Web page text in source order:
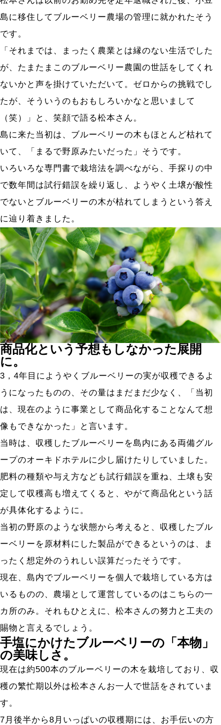
島に移住してブルーベリー農場の管理に就かれたそう
です。
「それまでは、まったく農業とは縁のない生活でした
が、たまたまこのブルーベリー農園の世話をしてくれ
ないかと声を掛けていただいて。ゼロからの挑戦でし
たが、そういうのもおもしろいかなと思いまして
（笑）」と、笑顔で語る松本さん。
島に来た当初は、ブルーベリーの木もほとんど枯れて
いて、「まるで野原みたいだった」そうです。
いろいろな専門書で栽培法を調べながら、手探りの中
で数年間は試行錯誤を繰り返し、ようやく土壌が酸性
でないとブルーベリーの木が枯れてしまうという答え
に辿り着きました。
商品化という予想もしなかった展開
に。
3，4年目にようやくブルーベリーの実が収穫できるよ
うになったものの、その量はまだまだ少なく、「当初
は、現在のように事業として商品化することなんて想
像もできなかった」と言います。
当時は、収穫したブルーベリーを島内にある両備グル
ープのオーキドホテルに少し届けたりしていました。
肥料の種類や与え方なども試行錯誤を重ね、土壌も安
定して収穫高も増えてくると、やがて商品化という話
が具体化するように。
当初の野原のような状態から考えると、収穫したブル
ーベリーを原材料にした製品ができるというのは、ま
ったく想定外のうれしい誤算だったそうです。
現在、島内でブルーベリーを個人で栽培している方は
いるものの、農場として運営しているのはこちらの一
カ所のみ。それもひとえに、松本さんの努力と工夫の
賜物と言えるでしょう。
手塩にかけたブルーベリーの「本物」
の美味しさ。
現在は約500本のブルーベリーの木を栽培しており、収
穫の繁忙期以外は松本さんお一人で世話をされていま
す。
7月後半から8月いっぱいの収穫期には、お手伝いの方